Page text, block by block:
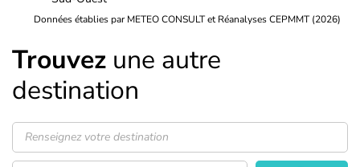
Données établies par METEO CONSULT et Réanalyses CEPMMT (2026)
Trouvez une autre
destination